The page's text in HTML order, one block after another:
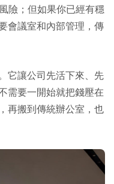
險；但如果你已經有穩
會議室和內部管理，傳
它讓公司先活下來、先
需要一開始就把錢壓在
再搬到傳統辦公室，也